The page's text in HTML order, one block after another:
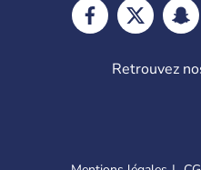
Retrouvez